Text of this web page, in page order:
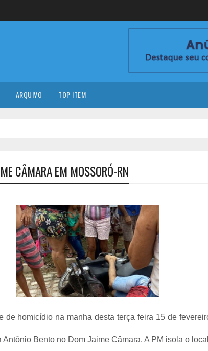
ARQUIVO TOP ITEM
CÂMARA EM MOSSORÓ-RN
de homicídio na manha desta terça feira 15 de
Bento no Dom Jaime Câmara. A PM isola o